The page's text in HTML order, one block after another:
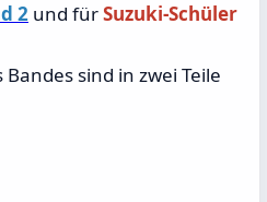
2 und fürSuzuki-Schüler
sind in zwei Teile